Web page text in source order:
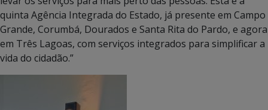
quinta Agência Integrada do Estado, já presente em Campo
Grande, Corumbá, Dourados e Santa Rita do Pardo, e agora
em Três Lagoas, com serviços integrados para simplificar a
vida do cidadão.”